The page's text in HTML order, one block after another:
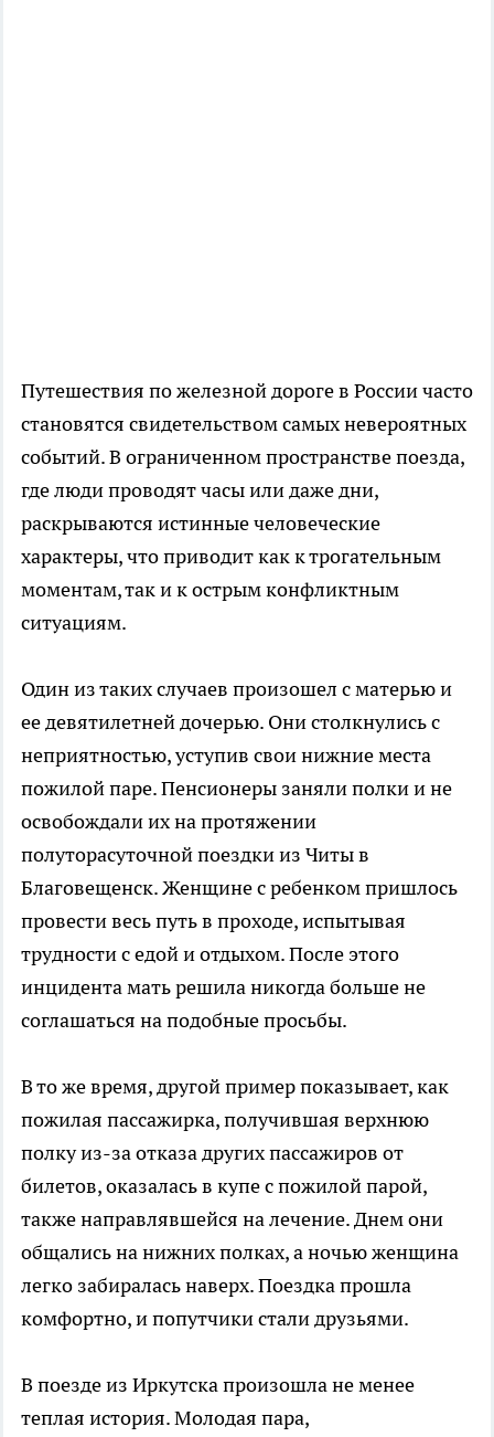
Путешествия по железной дороге в России часто
становятся свидетельством самых невероятных
событий. В ограниченном пространстве поезда,
где люди проводят часы или даже дни,
раскрываются истинные человеческие
характеры, что приводит как к трогательным
моментам, так и к острым конфликтным
ситуациям.
Один из таких случаев произошел с матерью и
ее девятилетней дочерью. Они столкнулись с
неприятностью, уступив свои нижние места
пожилой паре. Пенсионеры заняли полки и не
освобождали их на протяжении
полуторасуточной поездки из Читы в
Благовещенск. Женщине с ребенком пришлось
провести весь путь в проходе, испытывая
трудности с едой и отдыхом. После этого
инцидента мать решила никогда больше не
соглашаться на подобные просьбы.
В то же время, другой пример показывает, как
пожилая пассажирка, получившая верхнюю
полку из-за отказа других пассажиров от
билетов, оказалась в купе с пожилой парой,
также направлявшейся на лечение. Днем они
общались на нижних полках, а ночью женщина
легко забиралась наверх. Поездка прошла
комфортно, и попутчики стали друзьями.
В поезде из Иркутска произошла не менее
теплая история. Молодая пара,